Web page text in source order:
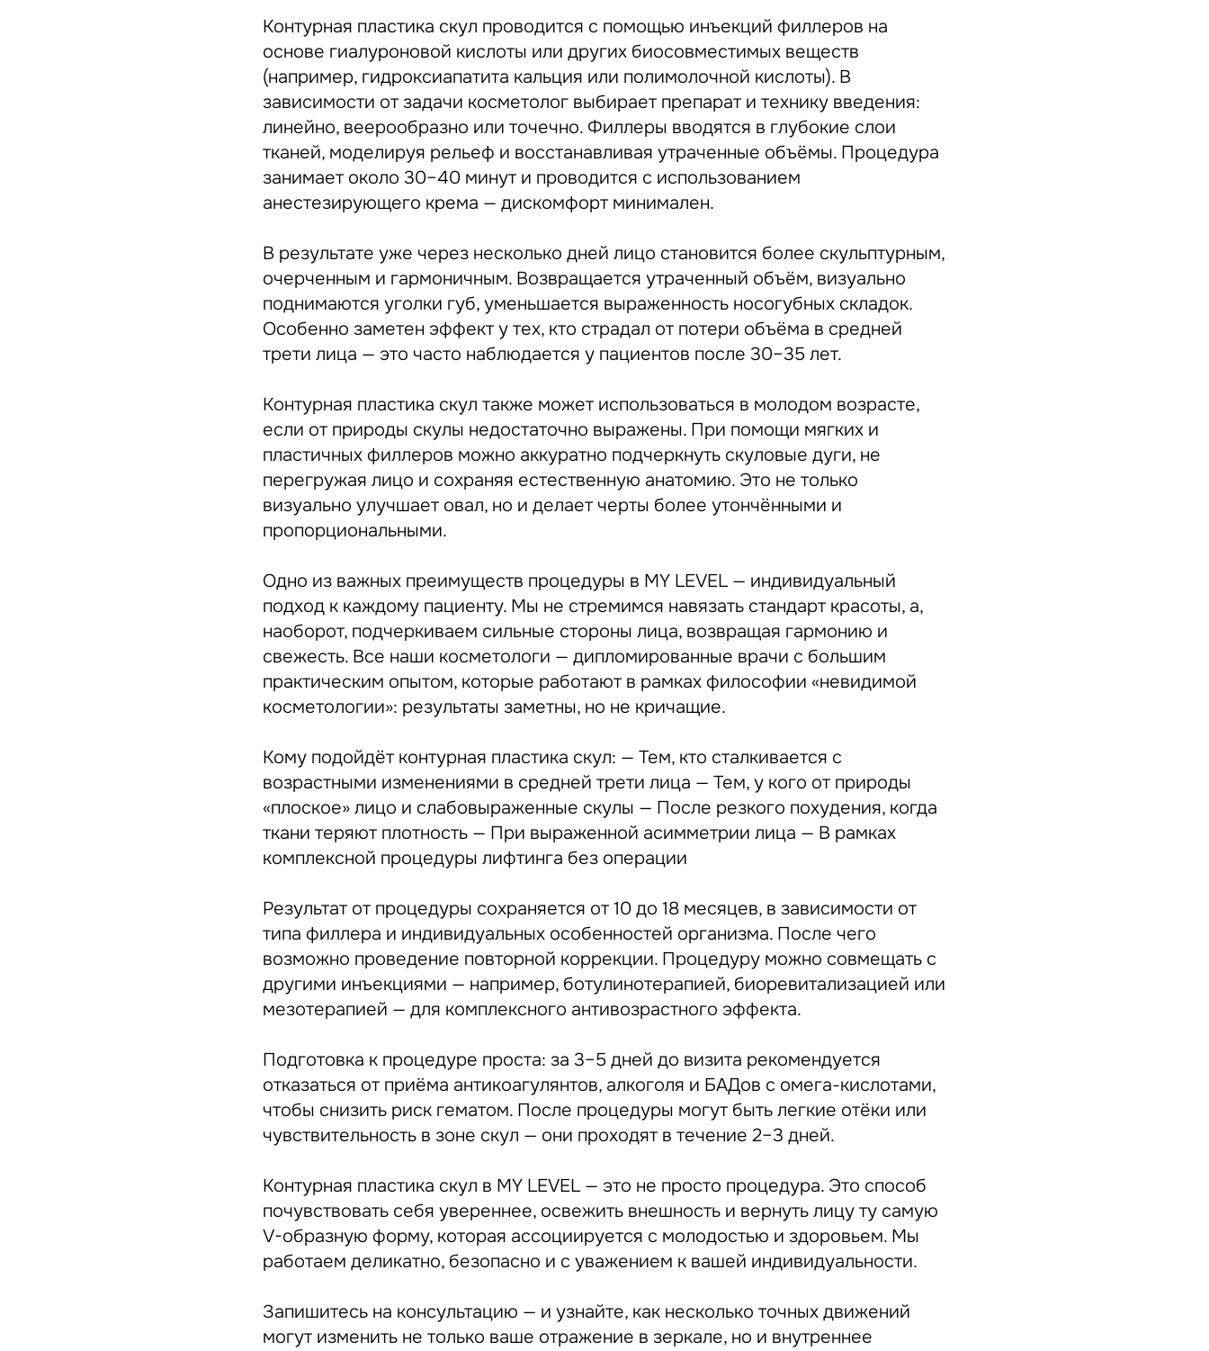
Контурная пластика скул проводится с помощью инъекций филлеров на
основе гиалуроновой кислоты или других биосовместимых веществ
(например, гидроксиапатита кальция или полимолочной кислоты). В
зависимости от задачи косметолог выбирает препарат и технику введения:
линейно, веерообразно или точечно. Филлеры вводятся в глубокие слои
тканей, моделируя рельеф и восстанавливая утраченные объёмы. Процедура
занимает около 30–40 минут и проводится с использованием
анестезирующего крема — дискомфорт минимален.
В результате уже через несколько дней лицо становится более скульптурным,
очерченным и гармоничным. Возвращается утраченный объём, визуально
поднимаются уголки губ, уменьшается выраженность носогубных складок.
Особенно заметен эффект у тех, кто страдал от потери объёма в средней
трети лица — это часто наблюдается у пациентов после 30–35 лет.
Контурная пластика скул также может использоваться в молодом возрасте,
если от природы скулы недостаточно выражены. При помощи мягких и
пластичных филлеров можно аккуратно подчеркнуть скуловые дуги, не
перегружая лицо и сохраняя естественную анатомию. Это не только
визуально улучшает овал, но и делает черты более утончёнными и
пропорциональными.
Одно из важных преимуществ процедуры в MY LEVEL — индивидуальный
подход к каждому пациенту. Мы не стремимся навязать стандарт красоты, а,
наоборот, подчеркиваем сильные стороны лица, возвращая гармонию и
свежесть. Все наши косметологи — дипломированные врачи с большим
практическим опытом, которые работают в рамках философии «невидимой
косметологии»: результаты заметны, но не кричащие.
Кому подойдёт контурная пластика скул: — Тем, кто сталкивается с
возрастными изменениями в средней трети лица — Тем, у кого от природы
«плоское» лицо и слабовыраженные скулы — После резкого похудения, когда
ткани теряют плотность — При выраженной асимметрии лица — В рамках
комплексной процедуры лифтинга без операции
Результат от процедуры сохраняется от 10 до 18 месяцев, в зависимости от
типа филлера и индивидуальных особенностей организма. После чего
возможно проведение повторной коррекции. Процедуру можно совмещать с
другими инъекциями — например, ботулинотерапией, биоревитализацией или
мезотерапией — для комплексного антивозрастного эффекта.
Подготовка к процедуре проста: за 3–5 дней до визита рекомендуется
отказаться от приёма антикоагулянтов, алкоголя и БАДов с омега-кислотами,
чтобы снизить риск гематом. После процедуры могут быть легкие отёки или
чувствительность в зоне скул — они проходят в течение 2–3 дней.
Контурная пластика скул в MY LEVEL — это не просто процедура. Это способ
почувствовать себя увереннее, освежить внешность и вернуть лицу ту самую
V-образную форму, которая ассоциируется с молодостью и здоровьем. Мы
работаем деликатно, безопасно и с уважением к вашей индивидуальности.
Запишитесь на консультацию — и узнайте, как несколько точных движений
могут изменить не только ваше отражение в зеркале, но и внутреннее